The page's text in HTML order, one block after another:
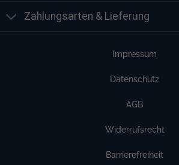
Zahlungsarten & Lieferung
Impressum
Datenschutz
AGB
Widerrufsrecht
Barrierefreiheit